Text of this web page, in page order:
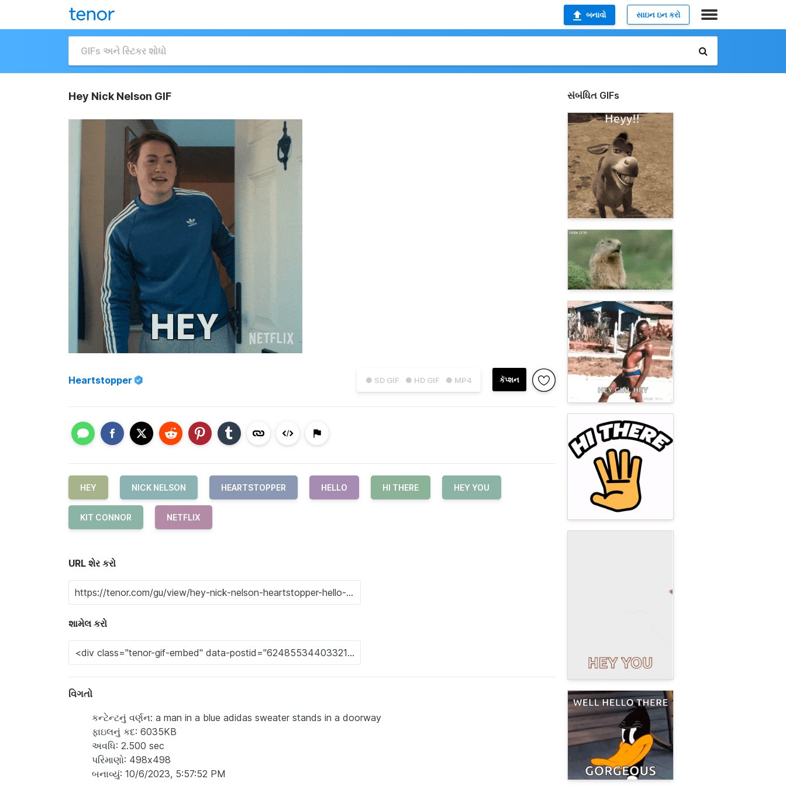
બનાવો સાઇન ઇન કરો
Hey Nick Nelson GIF
● SD GIF ● HD GIF ● MP4 કૅપ્શન
Heartstopper
HEY NICK NELSON HEARTSTOPPER HELLO HI THERE HEY YOU
KIT CONNOR NETFLIX
URL શેર કરો
શામેલ કરો
વિગતો
કન્ટેન્ટનું વર્ણન: a man in a blue adidas sweater stands in a doorway
ફાઇલનું કદ: 6035KB
અવધિ: 2.500 sec
પરિમાણો: 498x498
બનાવ્યું: 10/6/2023, 5:57:52 PM
સંબંધિત GIFs